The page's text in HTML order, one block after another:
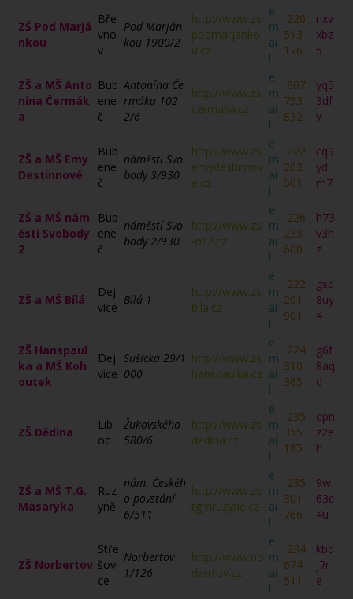
ZŠ Pod Marjá
nkou
Bře
vno
v
Pod Marján
kou 1900/2
http://www.zs
podmarjanko
u.cz
e
m
ai
l
220
513
176
nxv
xbz
5
ZŠ a MŠ Anto
nína Čermák
a
Bub
ene
č
Antonína Če
rmáka 102
2/6
http://www.zs
cermaka.cz
e
m
ai
l
607
753
832
yq5
3df
v
ZŠ a MŠ Emy
Destinnové
Bub
ene
č
náměstí Svo
body 3/930
http://www.zs
emydestinnov
e.cz
e
m
ai
l
222
202
501
cq9
yd
m7
ZŠ a MŠ nám
ěstí Svobody
2
Bub
ene
č
náměstí Svo
body 2/930
http://www.zs
-ns2.cz
e
m
ai
l
226
233
600
h73
v3h
z
ZŠ a MŠ Bílá
Dej
vice
Bílá 1
http://www.zs
bila.cz
e
m
ai
l
222
201
901
gsd
8uy
4
ZŠ Hanspaul
ka a MŠ Koh
outek
Dej
vice
Sušická 29/1
000
http://www.zs
hanspaulka.cz
e
m
ai
l
224
310
365
g6f
8aq
d
ZŠ Dědina
Lib
oc
Žukovského
580/6
http://www.zs
dedina.cz
e
m
ai
l
235
355
185
epn
z2e
h
ZŠ a MŠ T.G.
Masaryka
Ruz
yně
nám. Českéh
o povstání
6/511
http://www.zs
tgmruzyne.cz
e
m
ai
l
235
301
766
9w
63c
4u
ZŠ Norbertov
Stře
šovi
ce
Norbertov
1/126
http://www.no
rbertov.cz
e
m
ai
l
234
674
511
kbd
j7r
e